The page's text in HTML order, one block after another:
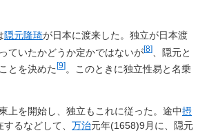
隠元隆琦が日本に渡来した。独立が日本渡
ていたかどうか定かではないが[8]
、隠元と
とを決めた [9] 。このときに独立性易と名乗
上を開始し、独立もこれに従った。途中摂
るなどして、 万治元年(1658)9月に、隠元